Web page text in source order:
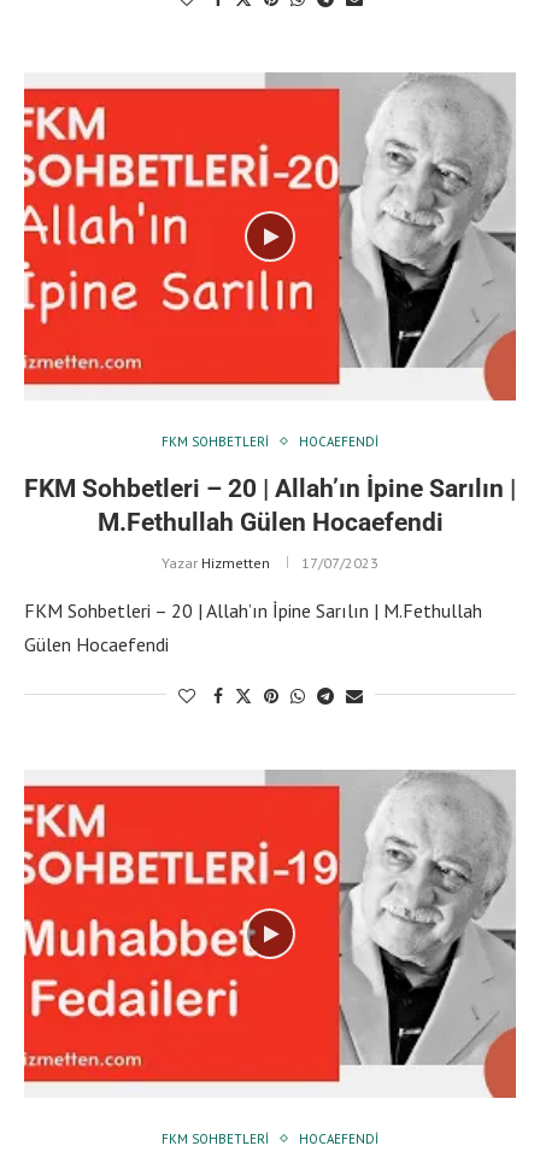
FKM SOHBETLERI HOCAEFENDI
FKM Sohbetleri – 20 | Allah’ın İpine Sarılın |
M.Fethullah Gülen Hocaefendi
Yazar Hizmetten 17/07/2023
FKM Sohbetleri – 20 | Allah’ın İpine Sarılın | M.Fethullah
Gülen Hocaefendi
FKM SOHBETLERI HOCAEFENDI